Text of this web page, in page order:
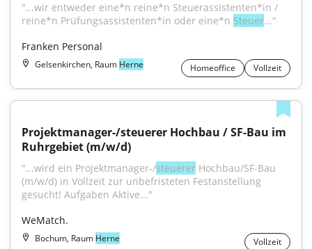
"...wir entweder eine*n reine*n Steuerassistenten*in /
reine*n Prüfungsassistenten*in oder eine*n Steuer..."
Franken Personal
Gelsenkirchen, Raum Herne Homeoffice Vollzeit
Projektmanager-/steuerer Hochbau / SF-Bau im
Ruhrgebiet (m/w/d)
"...wird ein Projektmanager-/steuerer Hochbau/SF-Bau
(m/w/d) in Vollzeit zur unbefristeten Festanstellung
gesucht! Aufgaben Aktive..."
WeMatch.
Bochum, Raum Herne Vollzeit